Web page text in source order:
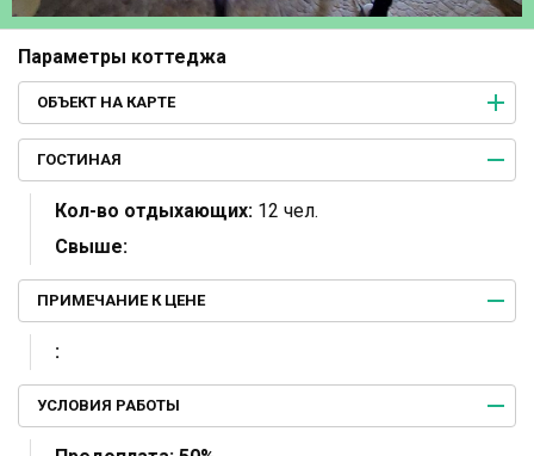
Параметры коттеджа
ОБЪЕКТ НА КАРТЕ
ГОСТИНАЯ
Кол-во отдыхающих: 12 чел.
Свыше:
ПРИМЕЧАНИЕ К ЦЕНЕ
:
УСЛОВИЯ РАБОТЫ